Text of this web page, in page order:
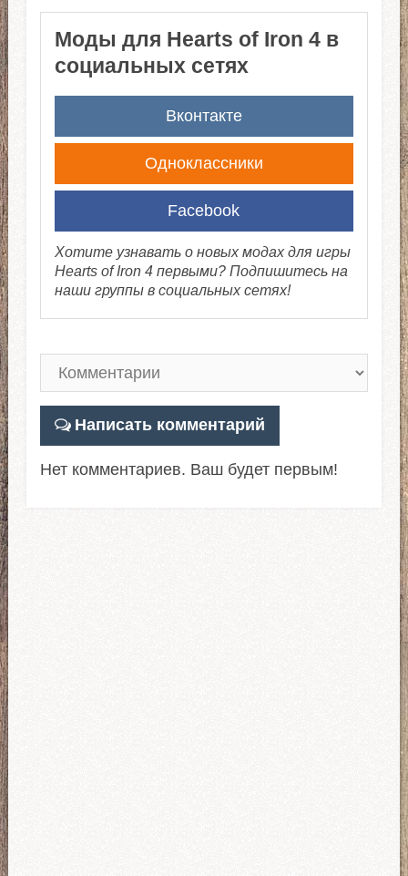
Моды для Hearts of Iron 4 в
социальных сетях
Вконтакте
Одноклассники
Facebook
Хотите узнавать о новых модах для игры
Hearts of Iron 4 первыми? Подпишитесь на
наши группы в социальных сетях!
Написать комментарий
Нет комментариев. Ваш будет первым!